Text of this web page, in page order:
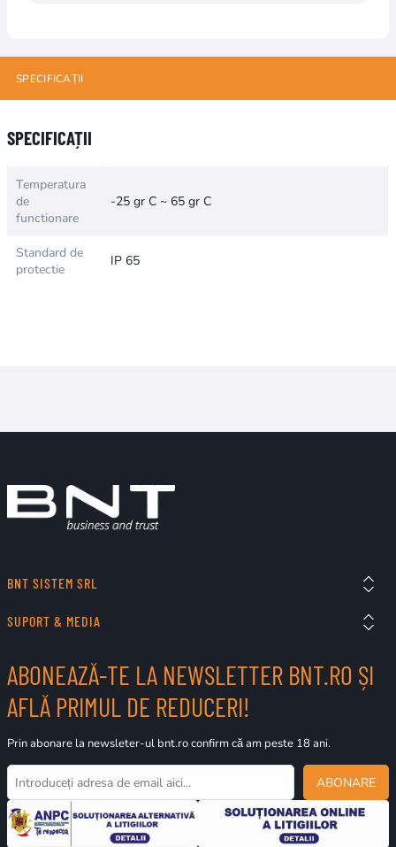
SPECIFICAȚII
SPECIFICAȚII
Numele atributuluiValoarea atributului
Temperatura
de
functionare
-25 gr C ~ 65 gr C
Standard de
protectie
IP 65
BNT SISTEM SRL
SUPORT & MEDIA
ABONEAZĂ-TE LA NEWSLETTER BNT.RO ȘI
AFLĂ PRIMUL DE REDUCERI!
Prin abonare la newsleter-ul bnt.ro confirm că am peste 18 ani.
ABONARE